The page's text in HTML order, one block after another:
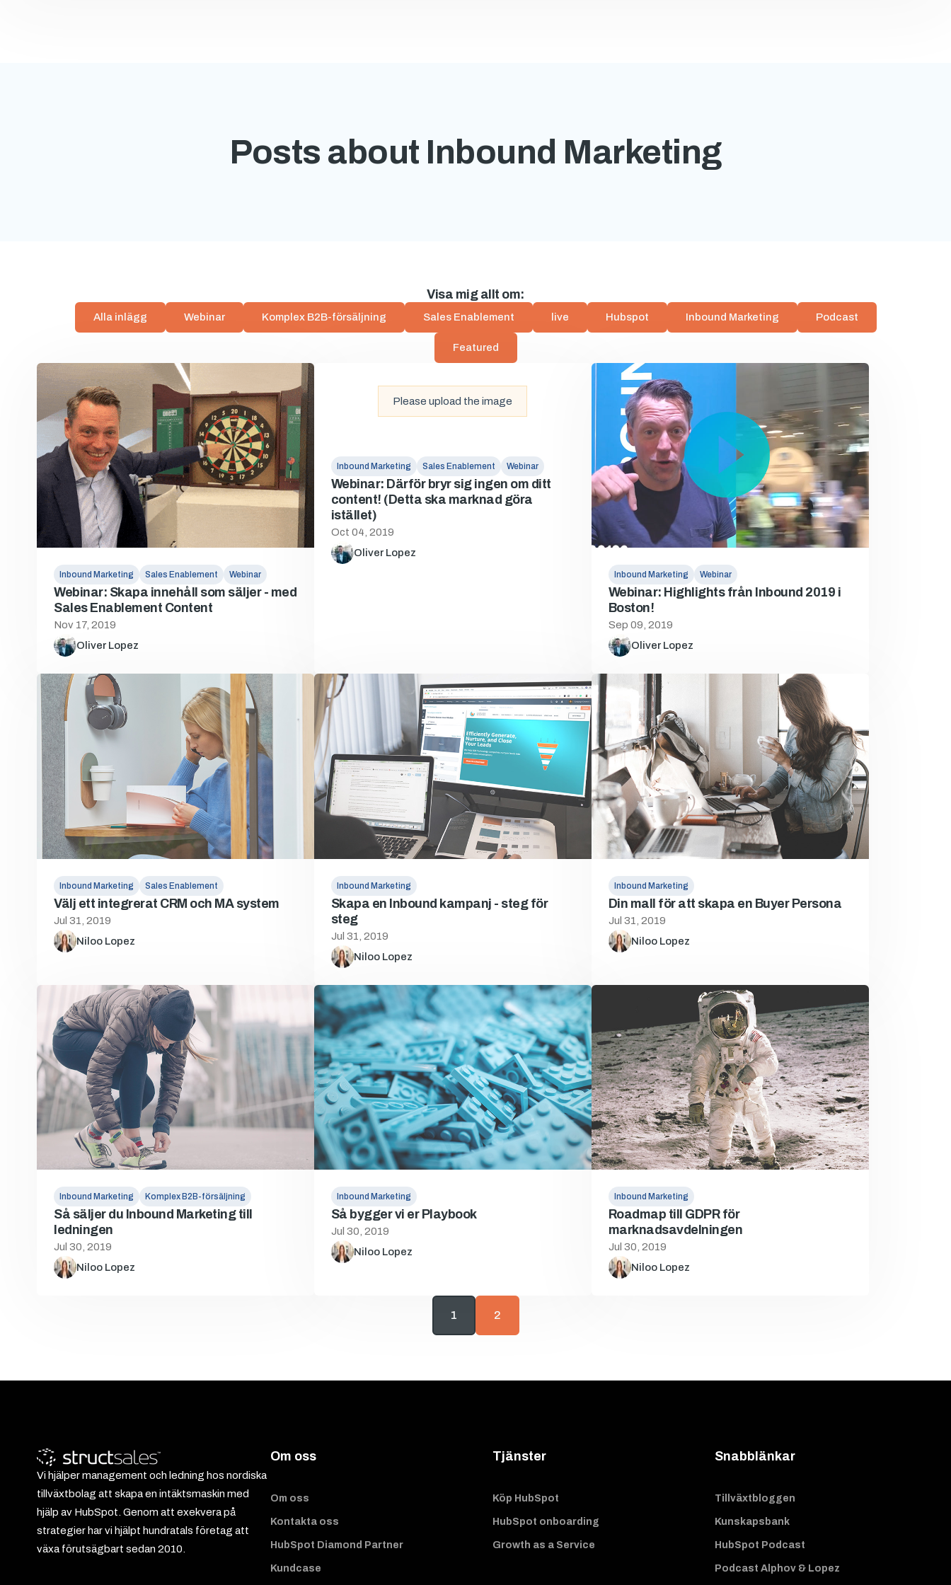
Posts about Inbound Marketing
Visa mig allt om:
Alla inlägg Webinar Komplex B2B-försäljning Sales Enablement live Hubspot Inbound Marketing Podcast
Featured
Inbound Marketing Sales Enablement Webinar
Webinar: Skapa innehåll som säljer - med
Sales Enablement Content
Nov 17, 2019
Oliver Lopez
Please upload the image
Inbound Marketing Sales Enablement Webinar
Webinar: Därför bryr sig ingen om ditt
content! (Detta ska marknad göra
istället)
Oct 04, 2019
Oliver Lopez
Inbound Marketing Webinar
Webinar: Highlights från Inbound 2019 i
Boston!
Sep 09, 2019
Oliver Lopez
Inbound Marketing Sales Enablement
Välj ett integrerat CRM och MA system
Jul 31, 2019
Niloo Lopez
Inbound Marketing
Skapa en Inbound kampanj - steg för
steg
Jul 31, 2019
Niloo Lopez
Inbound Marketing
Din mall för att skapa en Buyer Persona
Jul 31, 2019
Niloo Lopez
Inbound Marketing Komplex B2B-försäljning
Så säljer du Inbound Marketing till
ledningen
Jul 30, 2019
Niloo Lopez
Inbound Marketing
Så bygger vi er Playbook
Jul 30, 2019
Niloo Lopez
Inbound Marketing
Roadmap till GDPR för
marknadsavdelningen
Jul 30, 2019
Niloo Lopez
1 2
Vi hjälper management och ledning hos nordiska
tillväxtbolag att skapa en intäktsmaskin med
hjälp av HubSpot. Genom att exekvera på
strategier har vi hjälpt hundratals företag att
växa förutsägbart sedan 2010.
Om oss
Om oss
Kontakta oss
HubSpot Diamond Partner
Kundcase
Tjänster
Köp HubSpot
HubSpot onboarding
Growth as a Service
Snabblänkar
Tillväxtbloggen
Kunskapsbank
HubSpot Podcast
Podcast Alphov & Lopez